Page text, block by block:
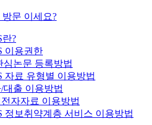
방문 이세요?
란?
이용권한
심논문 등록방법
자료 유형별 이용방법
대출 이용방법
자자료 이용방법
정보취약계층 서비스 이용방법